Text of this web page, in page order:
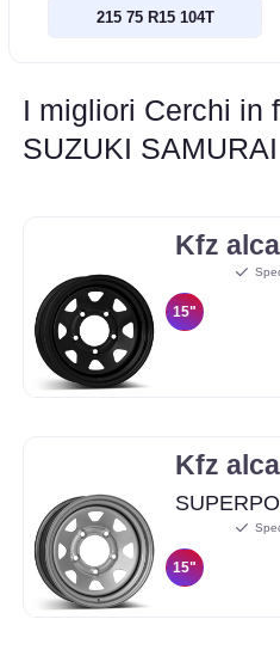
215 75 R15 104T
I migliori Cerchi in
SUZUKI SAMURAI
Kfz
15"
Kfz
15"